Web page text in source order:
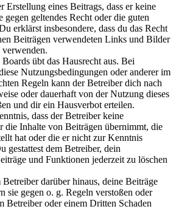
Erstellung eines Beitrags, dass er keine
gegen geltendes Recht oder die guten
erklärst insbesondere, dass du das Recht
Beiträgen verwendeten Links und Bilder
verwenden.
übt das Hausrecht aus. Bei
Nutzungsbedingungen oder anderer im
Regeln kann der Betreiber dich nach
oder dauerhaft von der Nutzung dieses
und dir ein Hausverbot erteilen.
dass der Betreiber keine
die Inhalte von Beiträgen übernimmt, die
hat oder die er nicht zur Kenntnis
gestattest dem Betreiber, dein
und Funktionen jederzeit zu löschen
Betreiber darüber hinaus, deine Beiträge
sie gegen o. g. Regeln verstoßen oder
Betreiber oder einem Dritten Schaden